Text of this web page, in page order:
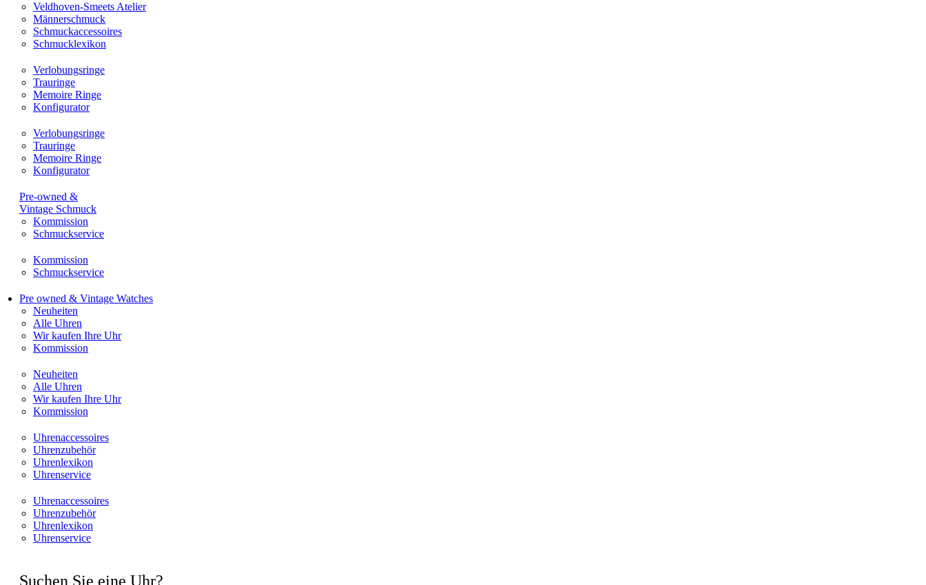
Veldhoven-Smeets Atelier
Männerschmuck
Schmuckaccessoires
Schmucklexikon
Verlobungsringe
Trauringe
Memoire Ringe
Konfigurator
Verlobungsringe
Trauringe
Memoire Ringe
Konfigurator
Pre-owned &
Vintage Schmuck
Kommission
Schmuckservice
Kommission
Schmuckservice
Pre owned & Vintage Watches
Neuheiten
Alle Uhren
Wir kaufen Ihre Uhr
Kommission
Neuheiten
Alle Uhren
Wir kaufen Ihre Uhr
Kommission
Uhrenaccessoires
Uhrenzubehör
Uhrenlexikon
Uhrenservice
Uhrenaccessoires
Uhrenzubehör
Uhrenlexikon
Uhrenservice
Suchen Sie eine Uhr?